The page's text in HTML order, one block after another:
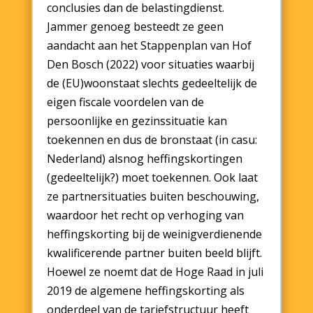
conclusies dan de belastingdienst.
Jammer genoeg besteedt ze geen
aandacht aan het Stappenplan van Hof
Den Bosch (2022) voor situaties waarbij
de (EU)woonstaat slechts gedeeltelijk de
eigen fiscale voordelen van de
persoonlijke en gezinssituatie kan
toekennen en dus de bronstaat (in casu:
Nederland) alsnog heffingskortingen
(gedeeltelijk?) moet toekennen. Ook laat
ze partnersituaties buiten beschouwing,
waardoor het recht op verhoging van
heffingskorting bij de weinigverdienende
kwalificerende partner buiten beeld blijft.
Hoewel ze noemt dat de Hoge Raad in juli
2019 de algemene heffingskorting als
onderdeel van de tariefstructuur heeft